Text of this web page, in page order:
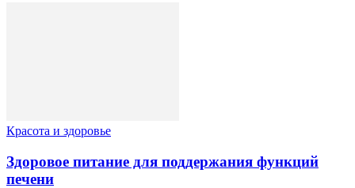
Красота и здоровье
Здоровое питание для поддержания функций
печени